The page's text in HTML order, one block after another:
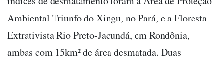
Ambiental Triunfo do Xingu, no Pará, e a Floresta
Extrativista Rio Preto-Jacundá, em Rondônia,
ambas com 15km² de área desmatada. Duas